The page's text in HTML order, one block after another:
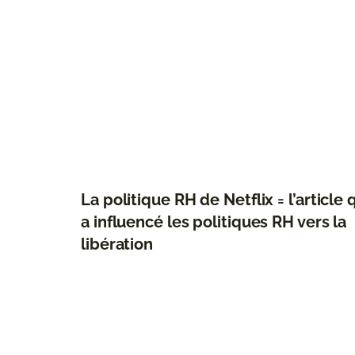
La politique RH de Netflix = l’article
a influencé les politiques RH vers la
libération